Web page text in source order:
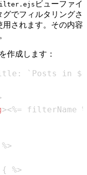
ビューファイ
でフィルタリングさ
されます。その内容
作成します：
><%= filterName